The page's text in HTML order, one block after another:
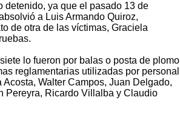
detenido, ya que el pasado 13 de
a Luis Armando Quiroz,
de otra de las víctimas, Graciela
lo fueron por balas o posta de plomo
reglamentarias utilizadas por personal
Walter Campos, Juan Delgado,
Pereyra, Ricardo Villalba y Claudio